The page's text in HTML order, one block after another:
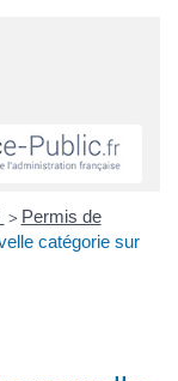
> Permis de
catégorie sur